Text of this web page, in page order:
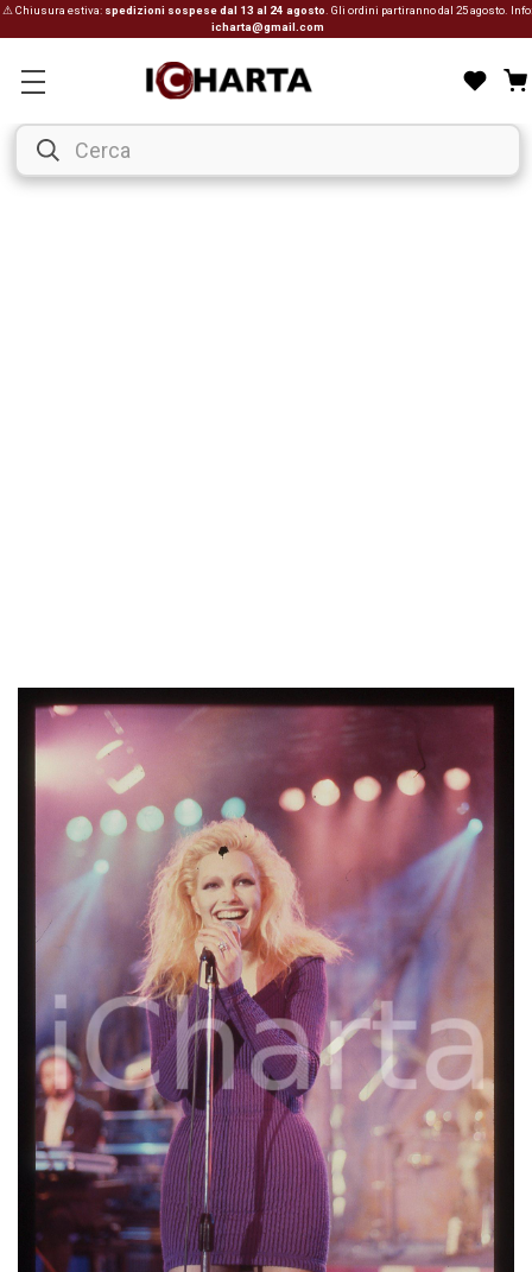
⚠ Chiusura estiva: spedizioni sospese dal 13 al 24 agosto . Gli ordini partiranno dal 25 agosto. Info:
icharta@gmail.com